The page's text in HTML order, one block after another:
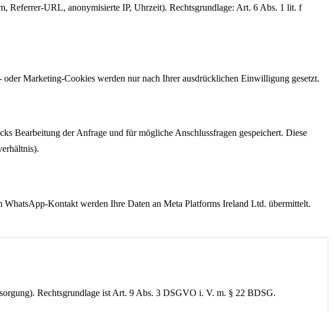
Referrer-URL, anonymisierte IP, Uhrzeit). Rechtsgrundlage: Art. 6 Abs. 1 lit. f
Marketing-Cookies werden nur nach Ihrer ausdrücklichen Einwilligung gesetzt.
Bearbeitung der Anfrage und für mögliche Anschlussfragen gespeichert. Diese
Kontakt werden Ihre Daten an Meta Platforms Ireland Ltd. übermittelt.
Rechtsgrundlage ist Art. 9 Abs. 3 DSGVO i. V. m. § 22 BDSG.